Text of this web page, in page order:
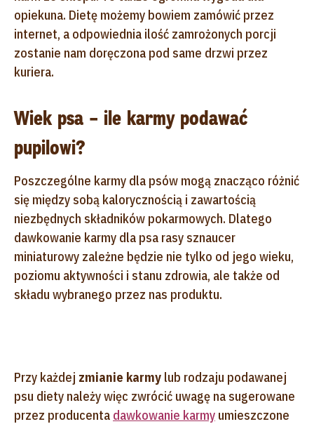
opiekuna. Dietę możemy bowiem zamówić przez
internet, a odpowiednia ilość zamrożonych porcji
zostanie nam doręczona pod same drzwi przez
kuriera.
Wiek psa – ile karmy podawać
pupilowi?
Poszczególne karmy dla psów mogą znacząco różnić
się między sobą kalorycznością i zawartością
niezbędnych składników pokarmowych. Dlatego
dawkowanie karmy dla psa rasy sznaucer
miniaturowy zależne będzie nie tylko od jego wieku,
poziomu aktywności i stanu zdrowia, ale także od
składu wybranego przez nas produktu.
Przy każdej zmianie karmy lub rodzaju podawanej
psu diety należy więc zwrócić uwagę na sugerowane
przez producenta dawkowanie karmy umieszczone